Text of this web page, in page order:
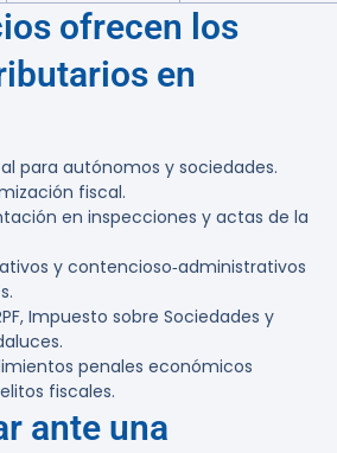
ofrecen los
en
para autónomos y sociedades.
fiscal.
en inspecciones y actas de la
y contencioso‑administrativos
Impuesto sobre Sociedades y
penales económicos
fiscales.
ante una